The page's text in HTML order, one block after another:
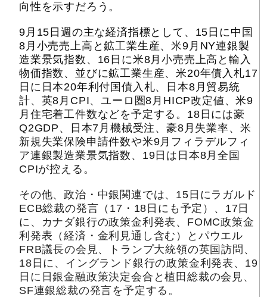
向性を示すだろう。
9月15日週の主な経済指標として、15日に中国
8月小売売上高と鉱工業生産、米9月NY連銀製
造業景気指数、16日に米8月小売売上高と輸入
物価指数、並びに鉱工業生産、米20年債入札17
日に日本20年利付国債入札、日本8月貿易統
計、英8月CPI、ユーロ圏8月HICP改定値、米9
月住宅着工件数などを予定する。18日には豪
Q2GDP、日本7月機械受注、豪8月失業率、米
新規失業保険申請件数や米9月フィラデルフィ
ア連銀製造業景気指数、19日は日本8月全国
CPIが控える。
その他、政治・中銀関連では、15日にラガルド
ECB総裁の発言（17・18日にも予定）、17日
に、カナダ銀行の政策金利発表、FOMC政策金
利発表（経済・金利見通し含む）とパウエル
FRB議長の会見、トランプ大統領の英国訪問、
18日に、イングランド銀行の政策金利発表、19
日に日銀金融政策決定会合と植田総裁の会見、
SF連銀総裁の発言を予定する。